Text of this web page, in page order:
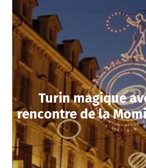
Turin magique
rencontre de la